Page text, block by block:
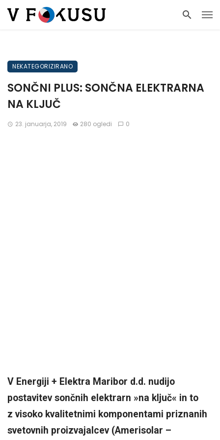
NEKATEGORIZIRANO
SONČNI PLUS: SONČNA ELEKTRARNA
NA KLJUČ
23. januarja, 2019 280 ogledi 0
V Energiji + Elektra Maribor d.d. nudijo
postavitev sončnih elektrarn »na ključ« in to
z visoko kvalitetnimi komponentami priznanih
svetovnih proizvajalcev (Amerisolar –